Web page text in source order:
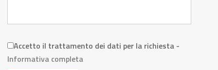
Accetto il trattamento dei dati per la richiesta -
Informativa completa